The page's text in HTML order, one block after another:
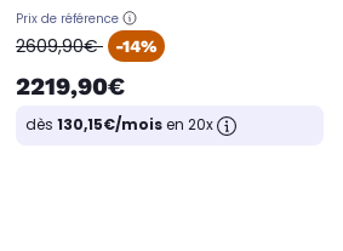
Prix de référence
oldPrice
2609,90€ -14%
2219,90€
dès 130,15€/moisen 20x